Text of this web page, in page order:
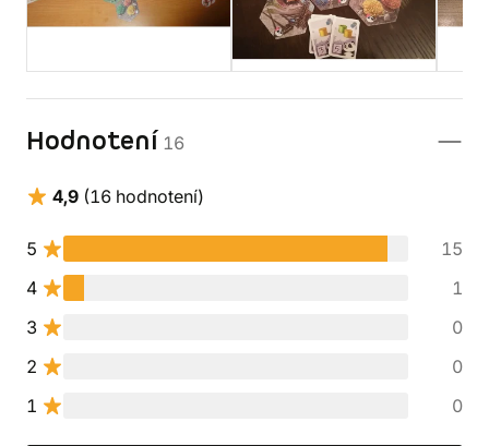
Hodnotení 16
4,9 (16 hodnotení)
5
15
4
1
3
0
2
0
1
0